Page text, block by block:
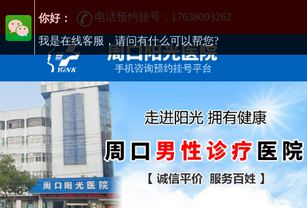
电话预约挂号：17638093262
周口男性疾病哪家医院好-周口2025年男科医院排名-周口男科医院
你好：
我是在线客服，请问有什么可以帮您?